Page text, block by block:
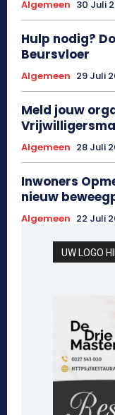
Algemeen 30 Juli
Hulp nodig?
Beursvloer
Algemeen 29 Juli
Meld jouw
Algemeen 28 Juli
Inwoners
nieuw
Algemeen 22 Juli
UW LOGO